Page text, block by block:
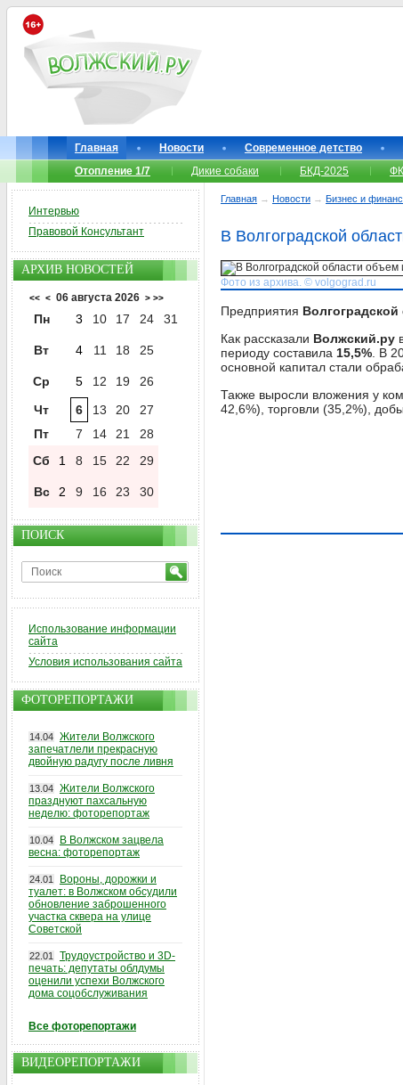
Главная Новости Современное детство
Отопление 1/7
Дикие собаки БКД-2025
Главная → Новости → Бизнес и
В Волгоградской
Фото из архива. © volgograd.ru
Предприятия Волгоградской
Как рассказали Волжский.ру
периоду составила 15,5% . В
основной капитал стали
Также выросли вложения у
42,6%), торговли (35,2%),
Интервью
Правовой Консультант
АРХИВ НОВОСТЕЙ
<< < 06 августа 2026 > >>
Пн 3 10 17 24 31
Вт 4 11 18 25
Ср 5 12 19
26
Чт
6 13 20
27
Пт
7 14 21
28
Сб
1 8 15 22 29
Вс 2 9 16 23 30
ПОИСК
Использование информации
сайта
Условия использования сайта
ФОТОРЕПОРТАЖИ
14.04 Жители Волжского
запечатлели прекрасную
двойную радугу после ливня
13.04 Жители Волжского
празднуют пахсальную
неделю: фоторепортаж
10.04
В Волжском зацвела
весна: фоторепортаж
24.01
Вороны, дорожки и
туалет: в Волжском обсудили
обновление заброшенного
участка сквера на улице
Советской
22.01
Трудоустройство и 3D-
печать: депутаты облдумы
оценили успехи Волжского
дома соцобслуживания
Все фоторепортажи
ВИДЕОРЕПОРТАЖИ